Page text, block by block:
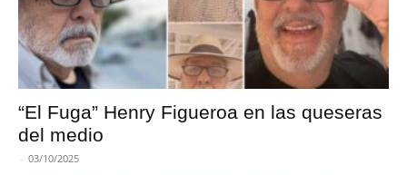
“El Fuga” Henry Figueroa en las queseras
del medio
- 03/10/2025